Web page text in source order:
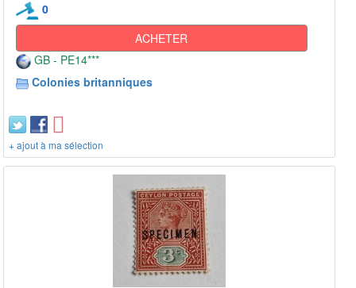
0
ACHETER
GB - PE14***
Colonies britanniques
+ ajout à ma sélection